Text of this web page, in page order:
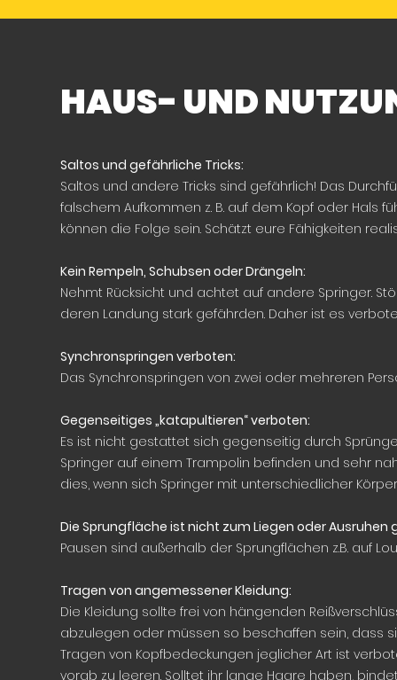
HAUS- UND
Saltos und gefährliche Tricks:
Saltos und andere Tricks sind gefährlich! Das
falschem Aufkommen z. B. auf dem Kopf oder Hals
können die Folge sein. Schätzt eure Fähigkeiten
Kein Rempeln, Schubsen oder Drängeln:
Nehmt Rücksicht und achtet auf andere Springer.
deren Landung stark gefährden. Daher ist es
Synchronspringen verboten:
Das Synchronspringen von zwei oder mehreren
Gegenseitiges „katapultieren“ verboten:
Es ist nicht gestattet sich gegenseitig durch
Springer auf einem Trampolin befinden und sehr
dies, wenn sich Springer mit unterschiedlicher
Die Sprungfläche ist nicht zum Liegen oder Ausruhen
Pausen sind außerhalb der Sprungflächen z.B. auf
Tragen von angemessener Kleidung:
Die Kleidung sollte frei von hängenden
abzulegen oder müssen so beschaffen sein, dass
Tragen von Kopfbedeckungen jeglicher Art ist
vorab zu leeren. Solltet ihr lange Haare haben,